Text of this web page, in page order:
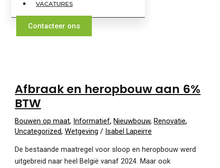
VACATURES
Contacteer ons
Afbraak en heropbouw aan 6%
BTW
Bouwen op maat, Informatief,Nieuwbouw,Renovatie,
Uncategorized,Wetgeving / Isabel Lapeirre
De bestaande maatregel voor sloop en heropbouw werd
uitgebreid naar heel België vanaf 2024. Maar ook